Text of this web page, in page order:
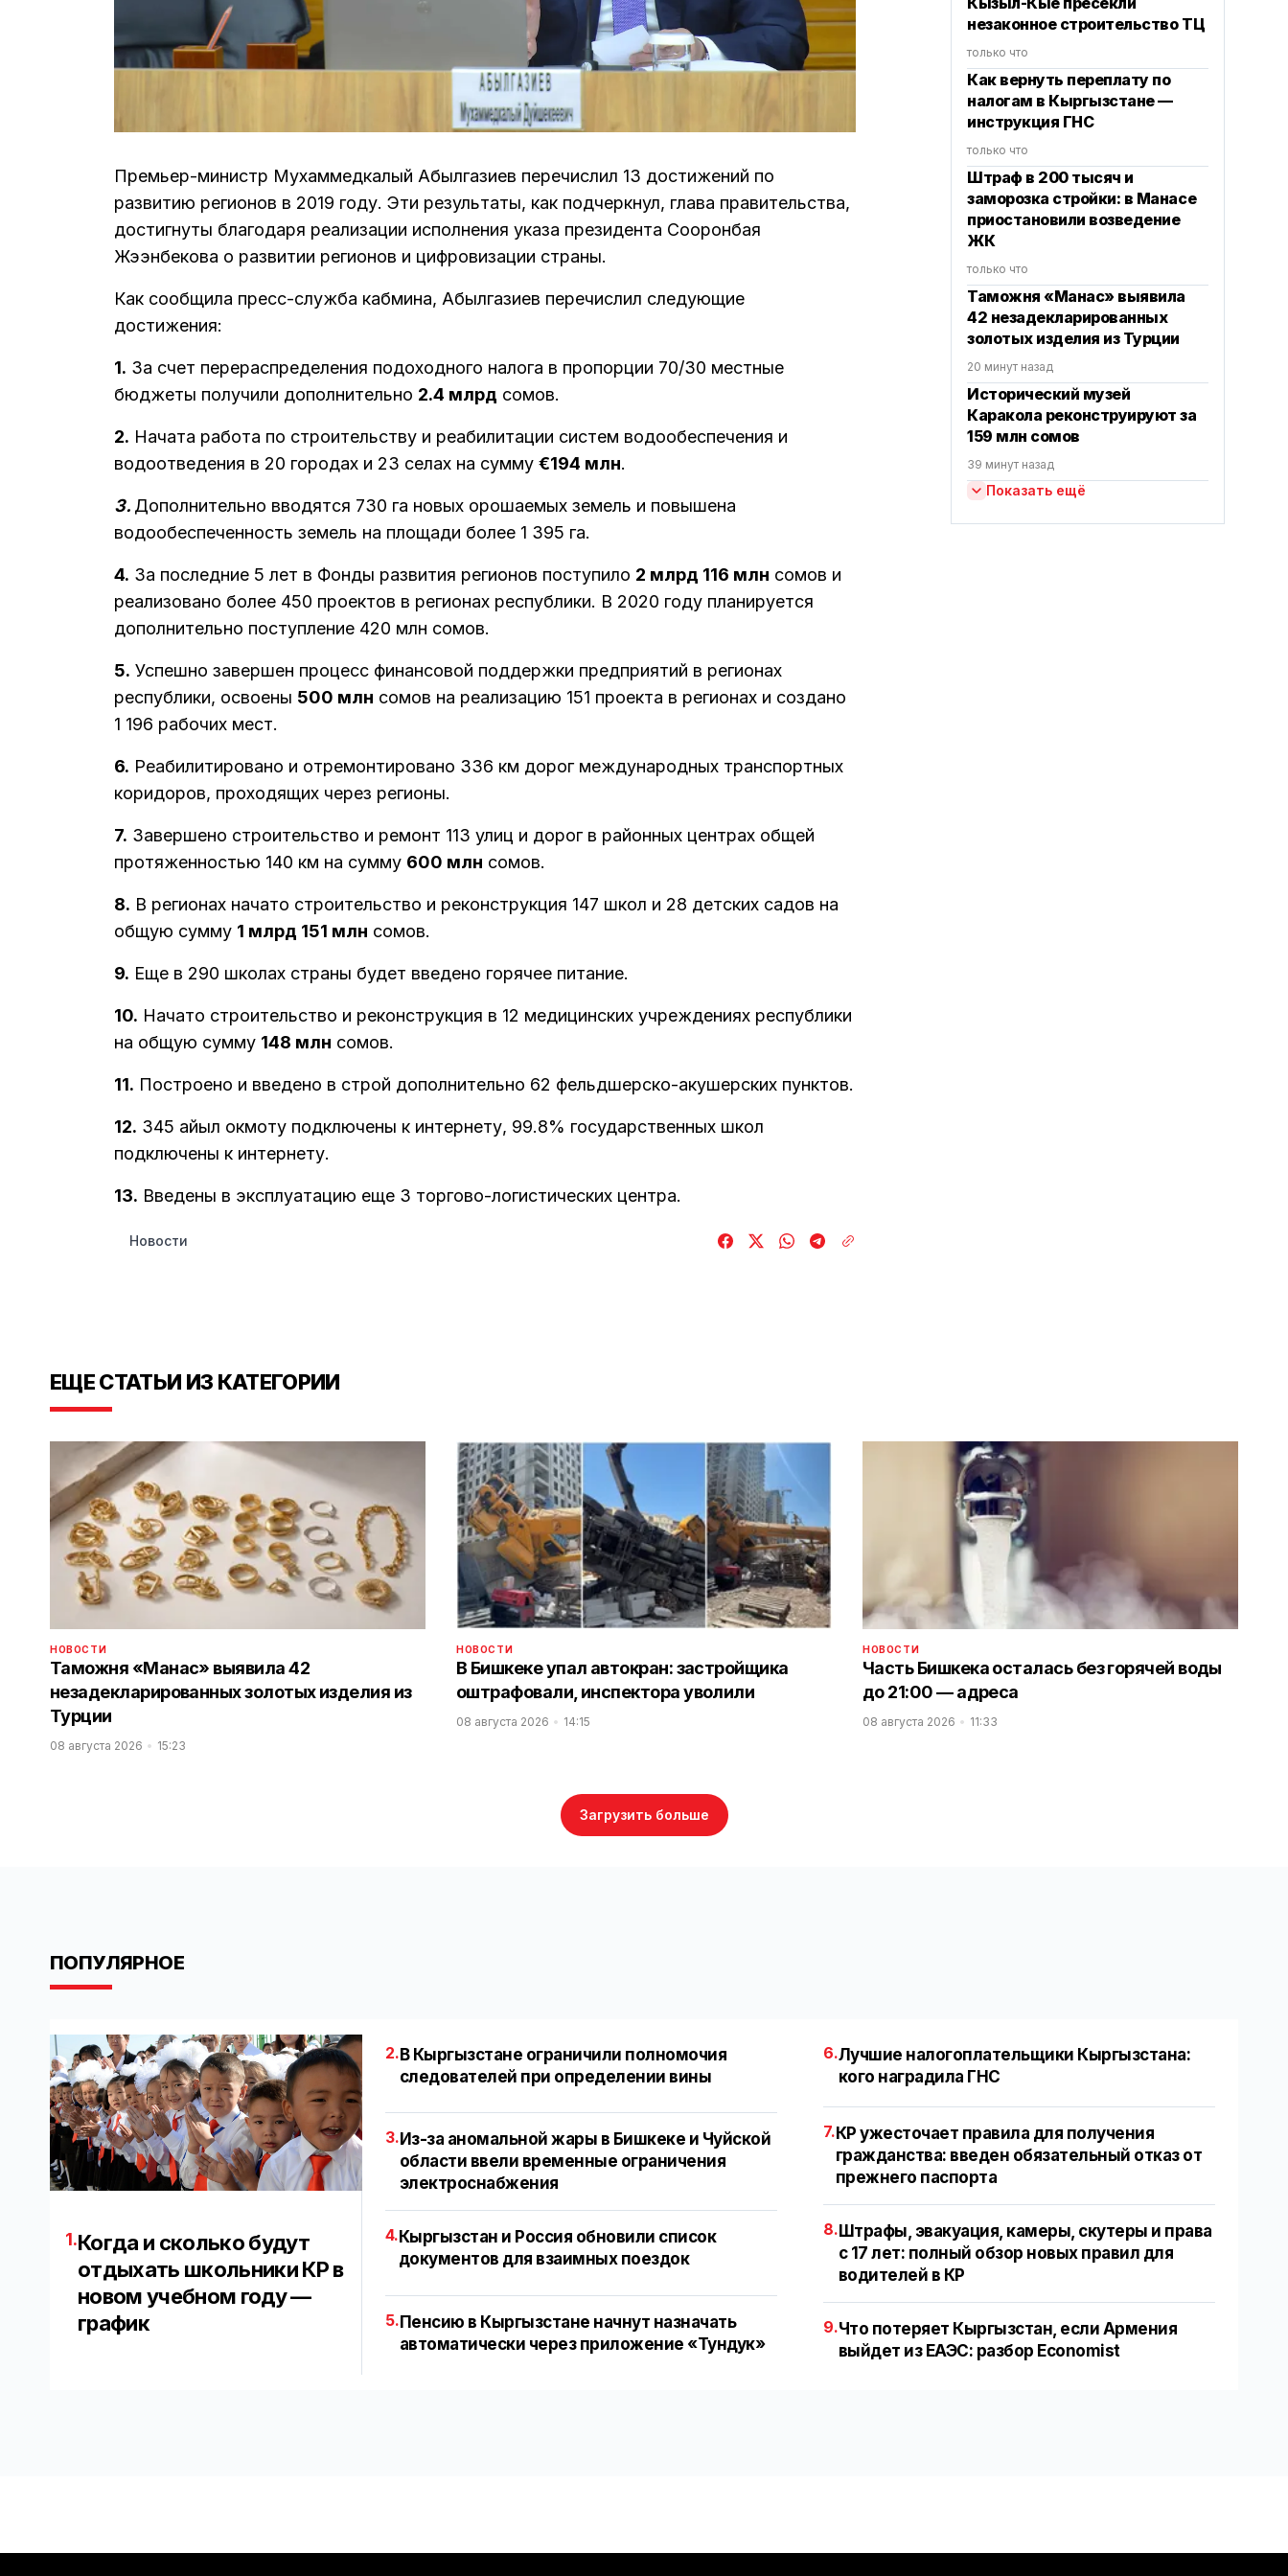
Премьер-министр Мухаммедкалый Абылгазиев перечислил 13 достижений по
развитию регионов в 2019 году. Эти результаты, как подчеркнул, глава правительства,
достигнуты благодаря реализации исполнения указа президента Сооронбая
Жээнбекова о развитии регионов и цифровизации страны.
Как сообщила пресс-служба кабмина, Абылгазиев перечислил следующие
достижения:
1. За счет перераспределения подоходного налога в пропорции 70/30 местные
бюджеты получили дополнительно 2.4 млрд сомов.
2. Начата работа по строительству и реабилитации систем водообеспечения и
водоотведения в 20 городах и 23 селах на сумму €194 млн.
3. Дополнительно вводятся 730 га новых орошаемых земель и повышена
водообеспеченность земель на площади более 1 395 га.
4. За последние 5 лет в Фонды развития регионов поступило 2 млрд 116 млн сомов и
реализовано более 450 проектов в регионах республики. В 2020 году планируется
дополнительно поступление 420 млн сомов.
5. Успешно завершен процесс финансовой поддержки предприятий в регионах
республики, освоены 500 млн сомов на реализацию 151 проекта в регионах и создано
1 196 рабочих мест.
6. Реабилитировано и отремонтировано 336 км дорог международных транспортных
коридоров, проходящих через регионы.
7. Завершено строительство и ремонт 113 улиц и дорог в районных центрах общей
протяженностью 140 км на сумму 600 млн сомов.
8. В регионах начато строительство и реконструкция 147 школ и 28 детских садов на
общую сумму 1 млрд 151 млн сомов.
9. Еще в 290 школах страны будет введено горячее питание.
10. Начато строительство и реконструкция в 12 медицинских учреждениях республики
на общую сумму 148 млн сомов.
11. Построено и введено в строй дополнительно 62 фельдшерско-акушерских пунктов.
12. 345 айыл окмоту подключены к интернету, 99.8% государственных школ
подключены к интернету.
13. Введены в эксплуатацию еще 3 торгово-логистических центра.
Новости
незаконное строительство ТЦ
только что
Как вернуть переплату по
налогам в Кыргызстане —
инструкция ГНС
только что
Штраф в 200 тысяч и
заморозка стройки: в Манасе
приостановили возведение
ЖК
только что
Таможня «Манас» выявила
42 незадекларированных
золотых изделия из Турции
20 минут назад
Исторический музей
Каракола реконструируют за
159 млн сомов
39 минут назад
Показать ещё
ЕЩЕ СТАТЬИ ИЗ КАТЕГОРИИ
НОВОСТИ
Таможня «Манас» выявила 42
незадекларированных золотых изделия из
Турции
08 августа 2026 15:23
НОВОСТИ
В Бишкеке упал автокран: застройщика
оштрафовали, инспектора уволили
08 августа 2026 14:15
НОВОСТИ
Часть Бишкека осталась без горячей воды
до 21:00 — адреса
08 августа 2026 11:33
Загрузить больше
ПОПУЛЯРНОЕ
1.Когда и сколько будут
отдыхать школьники КР в
новом учебном году —
график
2.В Кыргызстане ограничили полномочия
следователей при определении вины
3. Из-за аномальной жары в Бишкеке и Чуйской
области ввели временные ограничения
электроснабжения
4. Кыргызстан и Россия обновили список
документов для взаимных поездок
5.Пенсию в Кыргызстане начнут назначать
автоматически через приложение «Тундук»
6.Лучшие налогоплательщики Кыргызстана:
кого наградила ГНС
7.КР ужесточает правила для получения
гражданства: введен обязательный отказ от
прежнего паспорта
8.Штрафы, эвакуация, камеры, скутеры и права
с 17 лет: полный обзор новых правил для
водителей в КР
9.Что потеряет Кыргызстан, если Армения
выйдет из ЕАЭС: разбор Economist